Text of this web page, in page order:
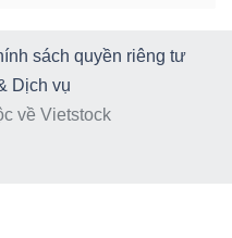
sách quyền riêng tư
Dịch vụ
về Vietstock